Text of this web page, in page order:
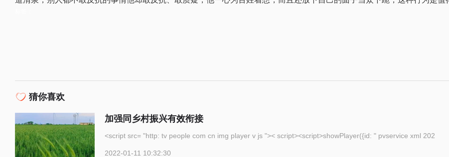
猜你喜欢
加强同乡村振兴有效衔接
<script src= "http: tv people com cn img player v js ">< script><script>showPlayer({id: " pvservice xml 202
2022-01-11 10:32:30